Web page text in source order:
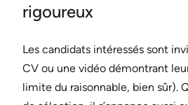
rigoureux
Les candidats intéressés sont
CV ou une vidéo démontrant
limite du raisonnable, bien sûr).